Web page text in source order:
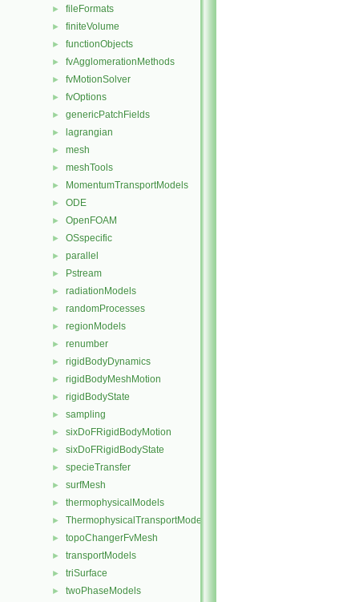
► fileFormats
► finiteVolume
► functionObjects
► fvAgglomerationMethods
► fvMotionSolver
► fvOptions
► genericPatchFields
► lagrangian
► mesh
► meshTools
► MomentumTransportModels
► ODE
► OpenFOAM
► OSspecific
► parallel
► Pstream
► radiationModels
► randomProcesses
► regionModels
► renumber
► rigidBodyDynamics
► rigidBodyMeshMotion
► rigidBodyState
► sampling
► sixDoFRigidBodyMotion
► sixDoFRigidBodyState
► specieTransfer
► surfMesh
► thermophysicalModels
► ThermophysicalTransportModels
► topoChangerFvMesh
► transportModels
► triSurface
► twoPhaseModels